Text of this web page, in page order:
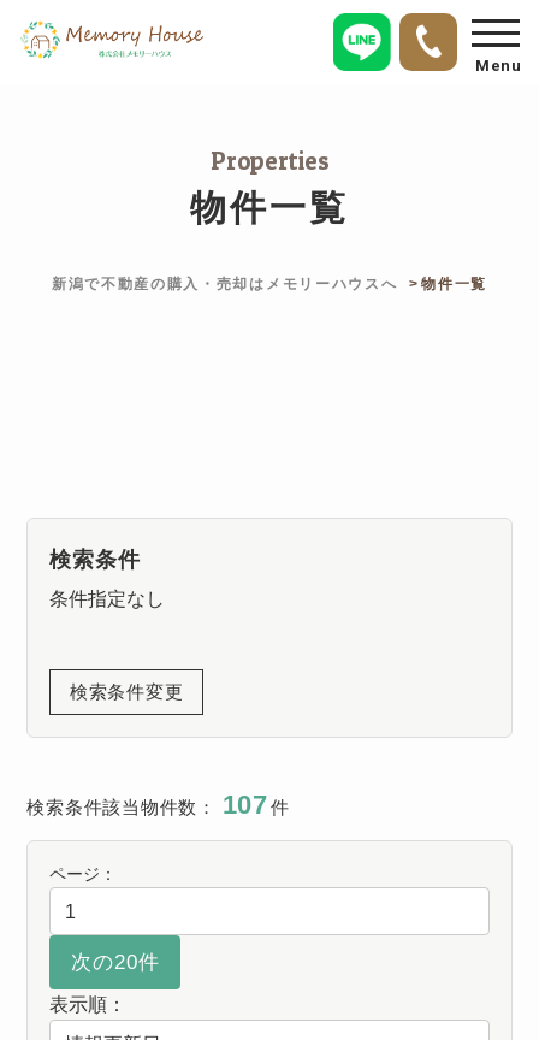
Menu
Properties
物件一覧
新潟で不動産の購入・売却はメモリーハウスへ 物件一覧
検索条件
条件指定なし
検索条件変更
検索条件該当物件数： 107件
ページ：
表示順：